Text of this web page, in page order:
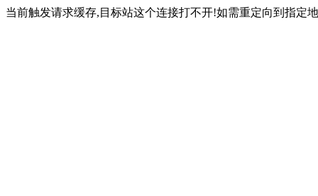
当前触发请求缓存,目标站这个连接打不开!如需重定向到指定